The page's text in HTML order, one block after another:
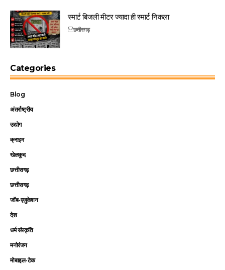
स्मार्ट बिजली मीटर ज्यादा ही स्मार्ट निकला
छत्तीसगढ़
Categories
Blog
अंतर्राष्ट्रीय
उद्योग
क्राइम
खेलकूद
छत्तीसगढ़
छत्तीसगढ़
जॉब-एजुकेशन
देश
धर्म संस्कृति
मनोरंजन
मोबाइल-टेक